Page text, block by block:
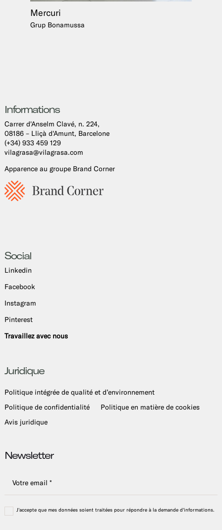
Mercuri
Grup Bonamussa
Informations
Carrer d'Anselm Clavé, n. 224,
08186 – Lliçà d'Amunt, Barcelone
(+34) 933 459 129
vilagrasa@vilagrasa.com
Apparence au groupe Brand Corner
Social
Linkedin
Facebook
Instagram
Pinterest
Travaillez avec nous
Juridique
Politique intégrée de qualité et d’environnement
Politique de confidentialité
Politique en matière de cookies
Avis juridique
Newsletter
J'accepte que mes données soient traitées pour répondre à la demande d'informations.